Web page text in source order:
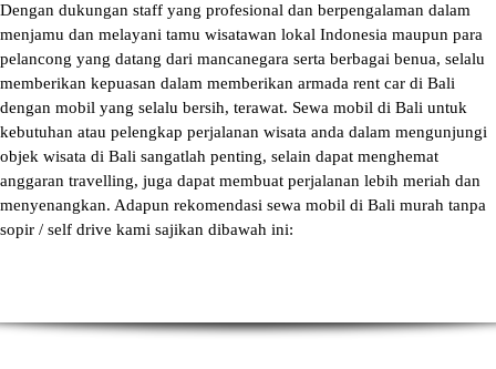
Dengan dukungan staff yang profesional dan berpengalaman dalam
menjamu dan melayani tamu wisatawan lokal Indonesia maupun para
pelancong yang datang dari mancanegara serta berbagai benua, selalu
memberikan kepuasan dalam memberikan armada rent car di Bali
dengan mobil yang selalu bersih, terawat. Sewa mobil di Bali untuk
kebutuhan atau pelengkap perjalanan wisata anda dalam mengunjungi
objek wisata di Bali sangatlah penting, selain dapat menghemat
anggaran travelling, juga dapat membuat perjalanan lebih meriah dan
menyenangkan. Adapun rekomendasi sewa mobil di Bali murah tanpa
sopir / self drive kami sajikan dibawah ini: